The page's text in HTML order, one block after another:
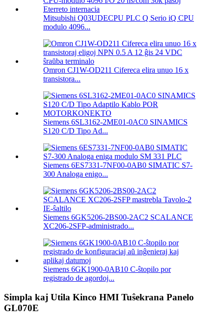
Mitsubishi Q03UDECPU PLC Q Serio iQ CPU
modulo 4096...
Omron CJ1W-OD211 Cifereca elira unuo 16 x
transistora...
Siemens 6SL3162-2ME01-0AC0 SINAMICS
S120 C/D Tipo Ad...
Siemens 6ES7331-7NF00-0AB0 SIMATIC S7-
300 Analoga enigo...
Siemens 6GK5206-2BS00-2AC2 SCALANCE
XC206-2SFP-administrado...
Siemens 6GK1900-0AB10 C-ŝtopilo por
registrado de agordoj...
Simpla kaj Utila Kinco HMI Tuŝekrana Panelo
GL070E